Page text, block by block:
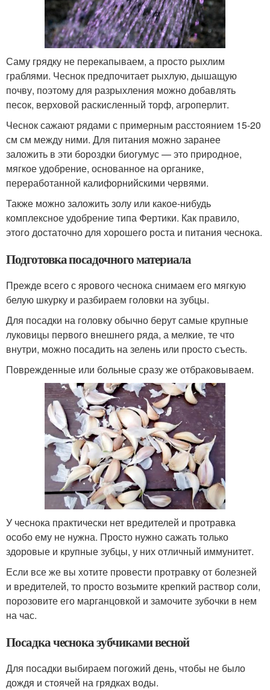
Саму грядку не перекапываем, а просто рыхлим
граблями. Чеснок предпочитает рыхлую, дышащую
почву, поэтому для разрыхления можно добавлять
песок, верховой раскисленный торф, агроперлит.
Чеснок сажают рядами с примерным расстоянием 15-20
см см между ними. Для питания можно заранее
заложить в эти бороздки биогумус — это природное,
мягкое удобрение, основанное на органике,
переработанной калифорнийскими червями.
Также можно заложить золу или какое-нибудь
комплексное удобрение типа Фертики. Как правило,
этого достаточно для хорошего роста и питания чеснока.
Подготовка посадочного материала
Прежде всего с ярового чеснока снимаем его мягкую
белую шкурку и разбираем головки на зубцы.
Для посадки на головку обычно берут самые крупные
луковицы первого внешнего ряда, а мелкие, те что
внутри, можно посадить на зелень или просто съесть.
Поврежденные или больные сразу же отбраковываем.
У чеснока практически нет вредителей и протравка
особо ему не нужна. Просто нужно сажать только
здоровые и крупные зубцы, у них отличный иммунитет.
Если все же вы хотите провести протравку от болезней
и вредителей, то просто возьмите крепкий раствор соли,
порозовите его марганцовкой и замочите зубочки в нем
на час.
Посадка чеснока зубчиками весной
Для посадки выбираем погожий день, чтобы не было
дождя и стоячей на грядках воды.